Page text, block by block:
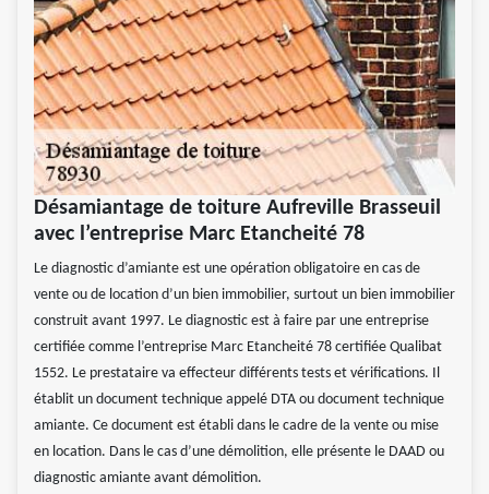
Désamiantage de toiture Aufreville Brasseuil
avec l’entreprise Marc Etancheité 78
Le diagnostic d’amiante est une opération obligatoire en cas de
vente ou de location d’un bien immobilier, surtout un bien immobilier
construit avant 1997. Le diagnostic est à faire par une entreprise
certifiée comme l’entreprise Marc Etancheité 78 certifiée Qualibat
1552. Le prestataire va effecteur différents tests et vérifications. Il
établit un document technique appelé DTA ou document technique
amiante. Ce document est établi dans le cadre de la vente ou mise
en location. Dans le cas d’une démolition, elle présente le DAAD ou
diagnostic amiante avant démolition.